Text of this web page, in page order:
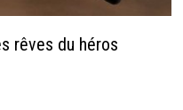
rêves du héros